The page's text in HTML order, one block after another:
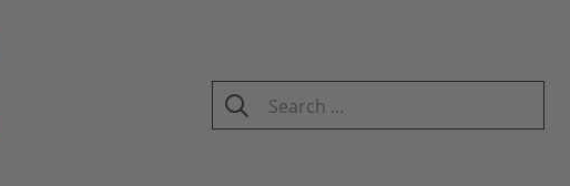
SEARCH
Search
for: